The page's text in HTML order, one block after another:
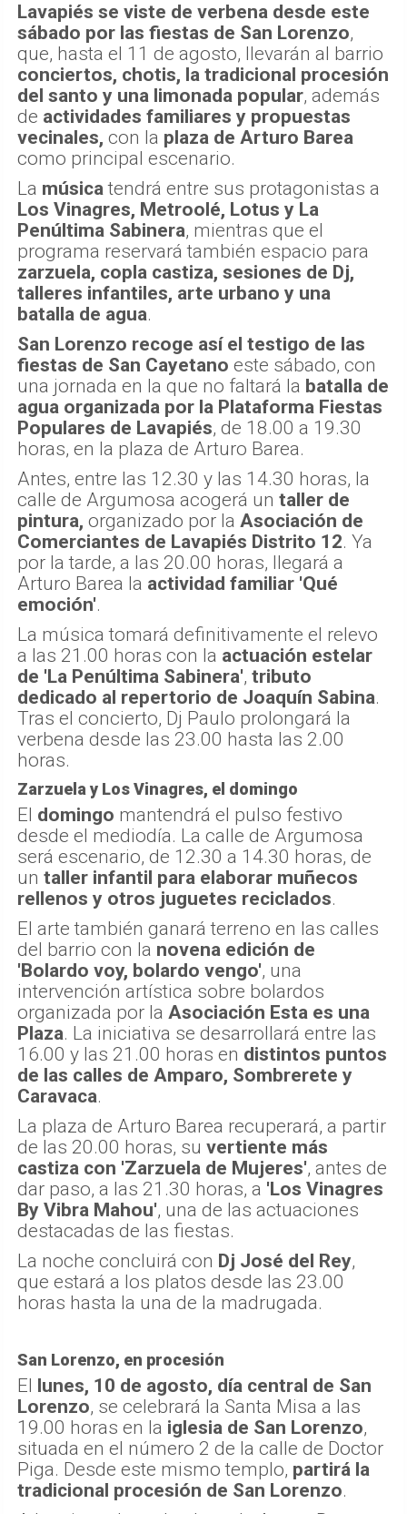
Lavapiés se viste de verbena desde este
sábado por las fiestas de San Lorenzo,
que, hasta el 11 de agosto, llevarán al barrio
conciertos, chotis, la tradicional procesión
del santo y una limonada popular, además
de actividades familiares y propuestas
vecinales, con la plaza de Arturo Barea
como principal escenario.
La músicatendrá entre sus protagonistas a
Los Vinagres, Metroolé, Lotus y La
Penúltima Sabinera, mientras que el
programa reservará también espacio para
zarzuela, copla castiza, sesiones de Dj,
talleres infantiles, arte urbano y una
batalla de agua.
San Lorenzo recoge así el testigo de las
fiestas de San Cayetano este sábado, con
una jornada en la que no faltará la batalla de
agua organizada por la Plataforma Fiestas
Populares de Lavapiés, de 18.00 a 19.30
horas, en la plaza de Arturo Barea.
Antes, entre las 12.30 y las 14.30 horas, la
calle de Argumosa acogerá un taller de
pintura, organizado por la Asociación de
Comerciantes de Lavapiés Distrito 12. Ya
por la tarde, a las 20.00 horas, llegará a
Arturo Barea la actividad familiar 'Qué
emoción'.
La música tomará definitivamente el relevo
a las 21.00 horas con la actuación estelar
de 'La Penúltima Sabinera', tributo
dedicado al repertorio de Joaquín Sabina.
Tras el concierto, Dj Paulo prolongará la
verbena desde las 23.00 hasta las 2.00
horas.
Zarzuela y Los Vinagres, el domingo
El domingo mantendrá el pulso festivo
desde el mediodía. La calle de Argumosa
será escenario, de 12.30 a 14.30 horas, de
un taller infantil para elaborar muñecos
rellenos y otros juguetes reciclados.
El arte también ganará terreno en las calles
del barrio con la novena edición de
'Bolardo voy, bolardo vengo', una
intervención artística sobre bolardos
organizada por la Asociación Esta es una
Plaza. La iniciativa se desarrollará entre las
16.00 y las 21.00 horas en distintos puntos
de las calles de Amparo, Sombrerete y
Caravaca.
La plaza de Arturo Barea recuperará, a partir
de las 20.00 horas, su vertiente más
castiza con 'Zarzuela de Mujeres', antes de
dar paso, a las 21.30 horas, a 'Los Vinagres
By Vibra Mahou', una de las actuaciones
destacadas de las fiestas.
La noche concluirá con Dj José del Rey,
que estará a los platos desde las 23.00
horas hasta la una de la madrugada.
San Lorenzo, en procesión
El lunes, 10 de agosto, día central de San
Lorenzo, se celebrará la Santa Misa a las
19.00 horas en la iglesia de San Lorenzo,
situada en el número 2 de la calle de Doctor
Piga. Desde este mismo templo, partirá la
tradicional procesión de San Lorenzo.